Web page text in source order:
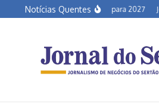
Ir para o conteúdo
Notícias Quentes
Semiárido em alerta para 2027 João